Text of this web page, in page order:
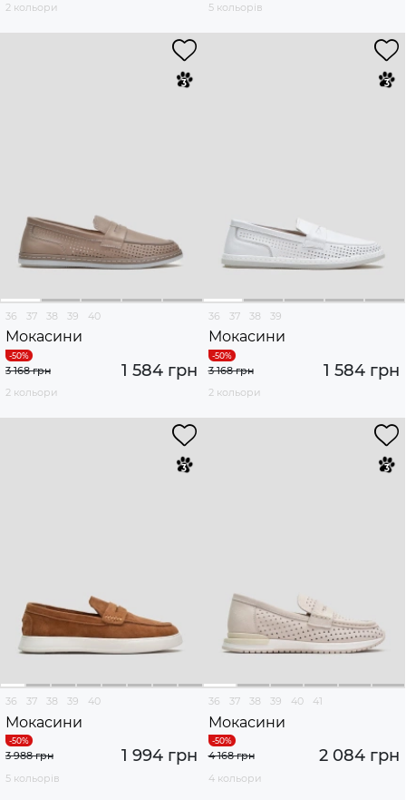
2 кольори
5 кольорів
36 37 38 39 40
Мокасини
1 584 грн
3 168 грн
2 кольори
36 37 38 39
Мокасини
1 584 грн
3 168 грн
2 кольори
36 37 38 39 40
Мокасини
1 994 грн
3 988 грн
5 кольорів
36 37 38 39 40 41
Мокасини
2 084 грн
4 168 грн
4 кольори